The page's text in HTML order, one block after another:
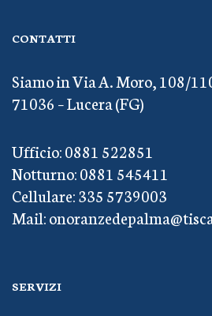
CONTATTI
Siamo in Via A. Moro, 108/
71036 – Lucera (FG)
Ufficio: 0881 522851
Notturno: 0881 545411
Cellulare: 335 5739003
Mail:
SERVIZI